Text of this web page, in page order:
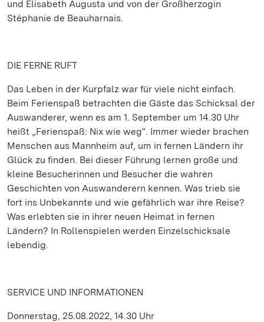
und Elisabeth Augusta und von der Großherzogin
Stéphanie de Beauharnais.
DIE FERNE RUFT
Das Leben in der Kurpfalz war für viele nicht einfach.
Beim Ferienspaß betrachten die Gäste das Schicksal der
Auswanderer, wenn es am 1. September um 14.30 Uhr
heißt „Ferienspaß: Nix wie weg“. Immer wieder brachen
Menschen aus Mannheim auf, um in fernen Ländern ihr
Glück zu finden. Bei dieser Führung lernen große und
kleine Besucherinnen und Besucher die wahren
Geschichten von Auswanderern kennen. Was trieb sie
fort ins Unbekannte und wie gefährlich war ihre Reise?
Was erlebten sie in ihrer neuen Heimat in fernen
Ländern? In Rollenspielen werden Einzelschicksale
lebendig.
SERVICE UND INFORMATIONEN
Donnerstag, 25.08.2022, 14.30 Uhr